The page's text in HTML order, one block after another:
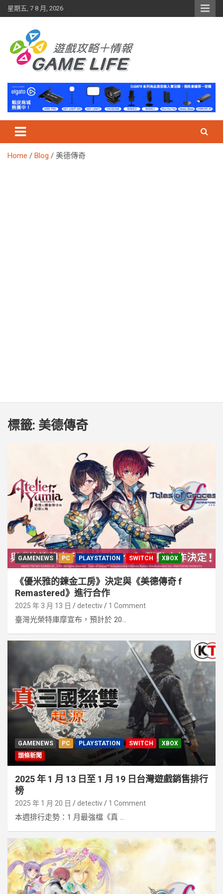
Skip
to
星期五, 7 8 月, 2026
Home Blog 美德傳奇
標籤: 美德傳奇
GAMENEWS PC PLAYSTATION SWITCH XBOX
《優米雅的鍊金工房》決定與《美德傳奇 f
Remastered》進行合作
2025 年 3 月 13 日 detectiv 1 Comment
臺灣光榮特庫摩宣布，預計於 20...
GAMENEWS PC PLAYSTATION SWITCH
XBOX
頭條新聞
2025 年 1 月 13 日至 1 月 19 日台灣遊戲銷售排行
榜
2025 年 1 月 20 日 detectiv 1 Comment
本週排行走勢：1 月最強檔《真 ...